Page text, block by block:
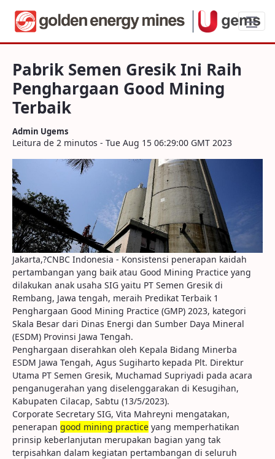
Pabrik Semen Gresik Ini Raih
Pabrik Semen Gresik Ini Raih
Penghargaan Good Mining
Terbaik
Admin Ugems
Leitura de 2 minutos - Tue Aug 15 06:29:00 GMT 2023
Jakarta,?CNBC Indonesia - Konsistensi penerapan kaidah
pertambangan yang baik atau Good Mining Practice yang
dilakukan anak usaha SIG yaitu PT Semen Gresik di
Rembang, Jawa tengah, meraih Predikat Terbaik 1
Penghargaan Good Mining Practice (GMP) 2023, kategori
Skala Besar dari Dinas Energi dan Sumber Daya Mineral
(ESDM) Provinsi Jawa Tengah.
Penghargaan diserahkan oleh Kepala Bidang Minerba
ESDM Jawa Tengah, Agus Sugiharto kepada Plt. Direktur
Utama PT Semen Gresik, Muchamad Supriyadi pada acara
penganugerahan yang diselenggarakan di Kesugihan,
Kabupaten Cilacap, Sabtu (13/5/2023).
Corporate Secretary SIG, Vita Mahreyni mengatakan,
penerapan good mining practice yang memperhatikan
prinsip keberlanjutan merupakan bagian yang tak
terpisahkan dalam kegiatan pertambangan di seluruh